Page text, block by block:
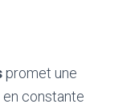
promet une
constante